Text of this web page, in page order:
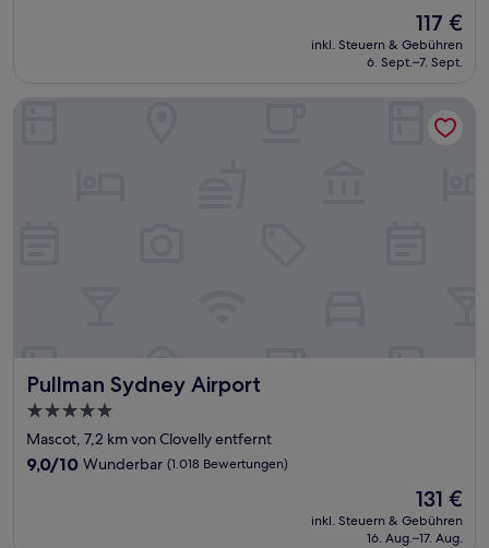
Der
Preis
beträgt
117 €
inkl. Steuern & Gebühren
6. Sept.–7. Sept.
Pullman Sydney Airport
Pullman Sydney Airport
5.0-
Sterne-
Unterkunft
Mascot, 7,2 km von Clovelly entfernt
9.0
9,0/10 Wunderbar (1.018 Bewertungen)
Der
Preis
beträgt
131 €
inkl. Steuern & Gebühren
16. Aug.–17. Aug.